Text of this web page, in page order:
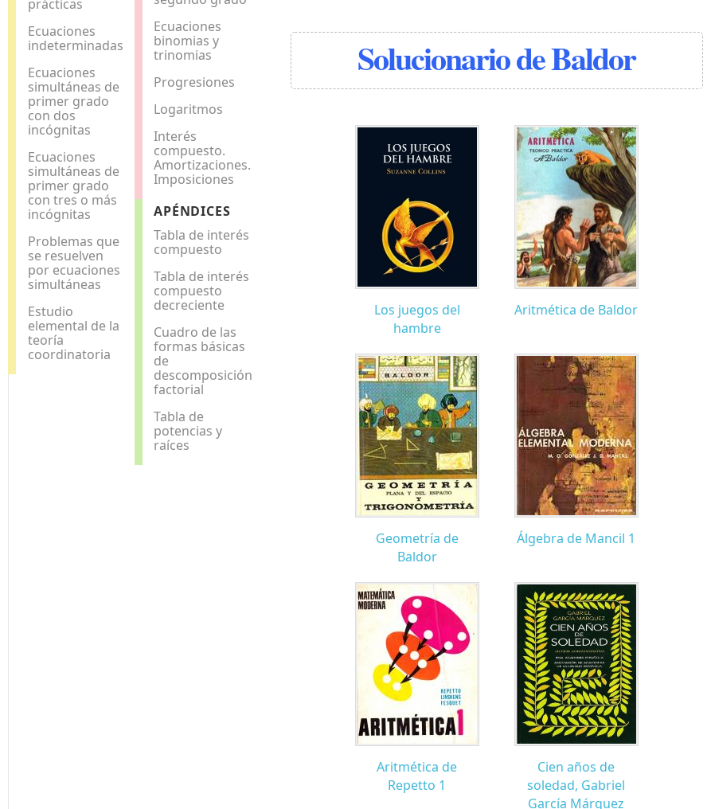
prácticas
Ecuaciones
indeterminadas
Ecuaciones
simultáneas de
primer grado
con dos
incógnitas
Ecuaciones
simultáneas de
primer grado
con tres o más
incógnitas
Problemas que
se resuelven
por ecuaciones
simultáneas
Estudio
elemental de la
teoría
coordinatoria
Ecuaciones
binomias y
trinomias
Progresiones
Logaritmos
Interés
compuesto.
Amortizaciones.
Imposiciones
APÉNDICES
Tabla de interés
compuesto
Tabla de interés
compuesto
decreciente
Cuadro de las
formas básicas
de
descomposición
factorial
Tabla de
potencias y
raíces
Solucionario de Baldor
Los juegos del
hambre
Aritmética de Baldor
Geometría de
Baldor
Álgebra de Mancil 1
Aritmética de
Repetto 1
Cien años de
soledad, Gabriel
García Márquez